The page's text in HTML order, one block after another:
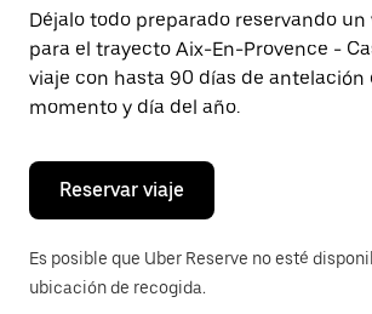
fecha.
Pulsa
el
botón
de
escape
cerrar
calendario.
Déjalo todo preparado reservando un
para el trayecto Aix-En-Provence -
viaje con hasta 90 días de
momento y día del año.
Reservar viaje
Es posible que Uber Reserve no esté
ubicación de recogida.